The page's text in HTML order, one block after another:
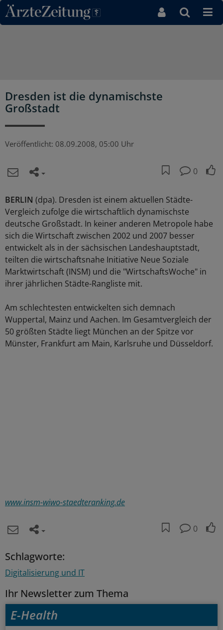
Direkt zum Inhaltsbereich
Dresden ist die dynamischste
Großstadt
Veröffentlicht: 08.09.2008, 05:00 Uhr
0
BERLIN (dpa). Dresden ist einem aktuellen Städte-
Vergleich zufolge die wirtschaftlich dynamischste
deutsche Großstadt. In keiner anderen Metropole habe
sich die Wirtschaft zwischen 2002 und 2007 besser
entwickelt als in der sächsischen Landeshauptstadt,
teilten die wirtschaftsnahe Initiative Neue Soziale
Marktwirtschaft (INSM) und die "WirtschaftsWoche" in
ihrer jährlichen Städte-Rangliste mit.
Am schlechtesten entwickelten sich demnach
Wuppertal, Mainz und Aachen. Im Gesamtvergleich der
50 größten Städte liegt München an der Spitze vor
Münster, Frankfurt am Main, Karlsruhe und Düsseldorf.
www.insm-wiwo-staedteranking.de
0
Schlagworte:
Digitalisierung und IT
Ihr Newsletter zum Thema
E-Health